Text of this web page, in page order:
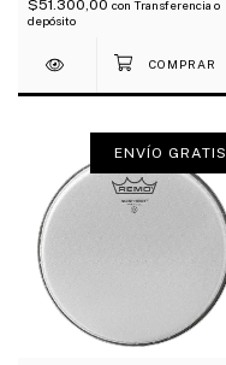
$51.300,00 con Transferencia o
depósito
ENVÍO GRATIS